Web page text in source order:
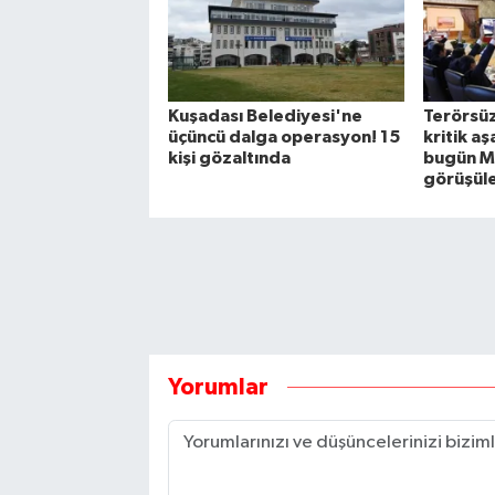
Kuşadası Belediyesi'ne
üçüncü dalga operasyon! 15
kişi gözaltında
kritik
bugün
Yorumlar